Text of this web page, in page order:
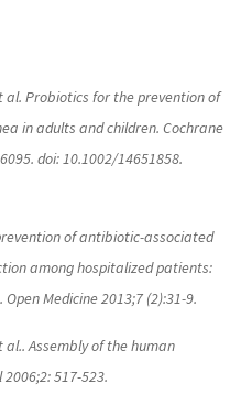
al. Probiotics for the prevention of
in adults and children. Cochrane
doi: 10.1002/14651858.
of antibiotic-associated
among hospitalized patients:
Medicine 2013;7 (2):31-9.
al.. Assembly of the human
517-523.